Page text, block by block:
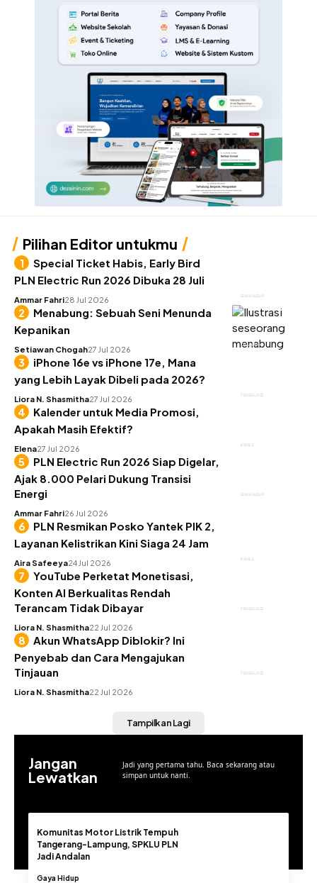
Pilihan Editor untukmu
GAYA HIDUP
Special Ticket Habis, Early Bird
PLN Electric Run 2026 Dibuka 28 Juli
Ammar Fahri28 Jul 2026
KEUANGAN
Menabung: Sebuah Seni Menunda
Kepanikan
Setiawan Chogah27 Jul 2026
TEKNOLOGI
iPhone 16e vs iPhone 17e, Mana
yang Lebih Layak Dibeli pada 2026?
Liora N. Shasmitha27 Jul 2026
BISNIS
Kalender untuk Media Promosi,
Apakah Masih Efektif?
Elena27 Jul 2026
GAYA HIDUP
PLN Electric Run 2026 Siap Digelar,
Ajak 8.000 Pelari Dukung Transisi
Energi
Ammar Fahri26 Jul 2026
BISNIS
PLN Resmikan Posko Yantek PIK 2,
Layanan Kelistrikan Kini Siaga 24 Jam
Aira Safeeya24 Jul 2026
TEKNOLOGI
YouTube Perketat Monetisasi,
Konten AI Berkualitas Rendah
Terancam Tidak Dibayar
Liora N. Shasmitha22 Jul 2026
TEKNOLOGI
Akun WhatsApp Diblokir? Ini
Penyebab dan Cara Mengajukan
Tinjauan
Liora N. Shasmitha22 Jul 2026
Tampilkan Lagi
Jangan
Lewatkan
Jadi yang pertama tahu. Baca sekarang atau
simpan untuk nanti.
Komunitas Motor Listrik Tempuh
Tangerang-Lampung, SPKLU PLN
Jadi Andalan
Gaya Hidup